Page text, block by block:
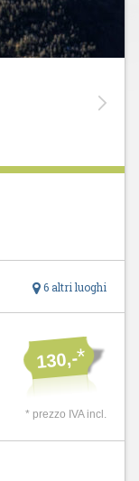
6 altri luoghi
130,-*
* prezzo IVA incl.